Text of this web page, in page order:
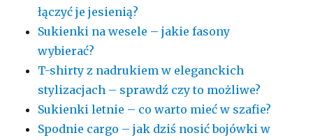
łączyć je jesienią?
Sukienki na wesele – jakie fasony
wybierać?
T-shirty z nadrukiem w eleganckich
stylizacjach – sprawdź czy to możliwe?
Sukienki letnie – co warto mieć w szafie?
Spodnie cargo – jak dziś nosić bojówki w